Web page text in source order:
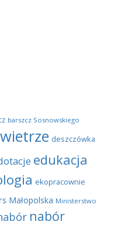
barszcz Sosnowskiego
deszczówka
edukacja
ekopracownie
Małopolska Ministerstwo
nabór